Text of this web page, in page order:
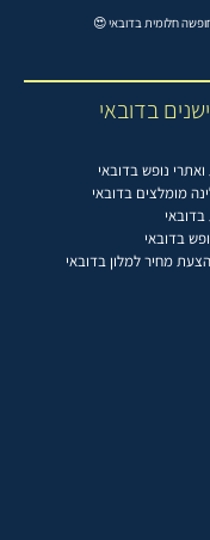
חלומית בדובאי 😍
בדובאי
ואתרי נופש בדובאי
מומלצים בדובאי
בדובאי
בדובאי
מחיר למלון בדובאי